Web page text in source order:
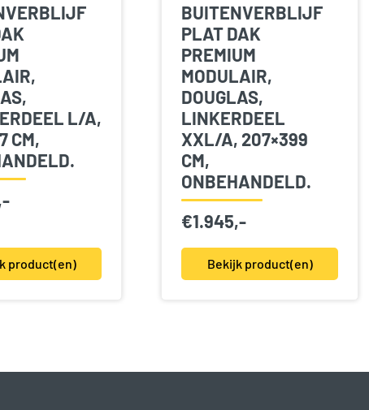
L/A,
CM,
product(en)
BUITENVERBLIJF
PLAT DAK
PREMIUM
MODULAIR,
DOUGLAS,
LINKERDEEL
XXL/A, 207×399
CM,
ONBEHANDELD.
€1.945,-
Bekijk product(en)